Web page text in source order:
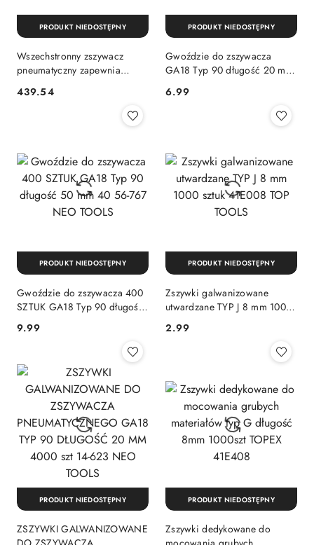
Wszechstronny zszywacz
pneumatyczny zapewnia
precyzję w pracach
Cena:
439.54
PRODUKT NIEDOSTĘPNY
Gwoździe do zszywacza
GA18 Typ 90 długość 20 mm
sztuk 56-760 NEO TOOLS
Cena:
6.99
PRODUKT NIEDOSTĘPNY
Gwoździe do zszywacza 400
SZTUK GA18 Typ 90 długość
TOOLS
Cena:
9.99
PRODUKT NIEDOSTĘPNY
Zszywki galwanizowane
utwardzane TYP J 8 mm 1000
Cena:
2.99
PRODUKT NIEDOSTĘPNY
ZSZYWKI GALWANIZOWANE
PRODUKT NIEDOSTĘPNY
Zszywki dedykowane do
PRODUKT NIEDOSTĘPNY